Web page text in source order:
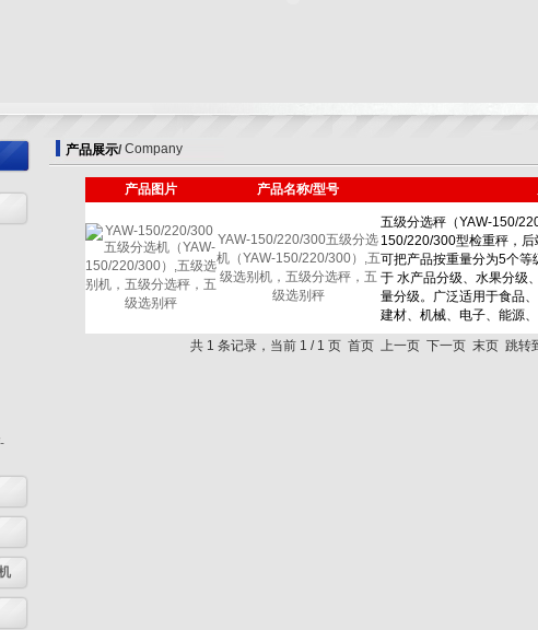
产品展示/ Company
产品图片 产品名称/型号
YAW-150/220/300五级分选
机（YAW-150/220/300）,五
级选别机，五级分选秤，五
级选别秤
共 1 条记录，当前 1 / 1 页 首页 上一页 下一页 末页 跳转